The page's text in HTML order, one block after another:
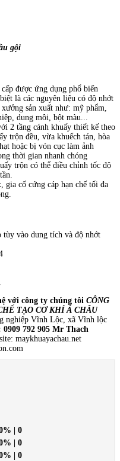
gội
được ứng dụng phổ biến
là các nguyên liệu có độ nhớt
sản xuất như: mỹ phẩm,
dung môi, bột màu...
2 tầng cánh khuấy thiết kế theo
trộn đều, vừa khuếch tán, hòa
hoặc bị vón cục làm ảnh
thời gian nhanh chóng
trộn có thể điều chỉnh tốc độ
gia cố cứng cáp hạn chế tối đa
tùy vào dung tích và độ nhớt
với công ty chúng tôi CÔNG
TẠO CƠ KHÍ Á CHÂU
nghiệp Vĩnh Lộc, xã Vĩnh lộc
792 905 Mr Thach
maykhuayachau.net
| 0
| 0
| 0